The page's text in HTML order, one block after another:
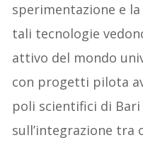
sperimentazione e
tali tecnologie
attivo del mondo
con progetti pilota
poli scientifici di
sull’integrazione